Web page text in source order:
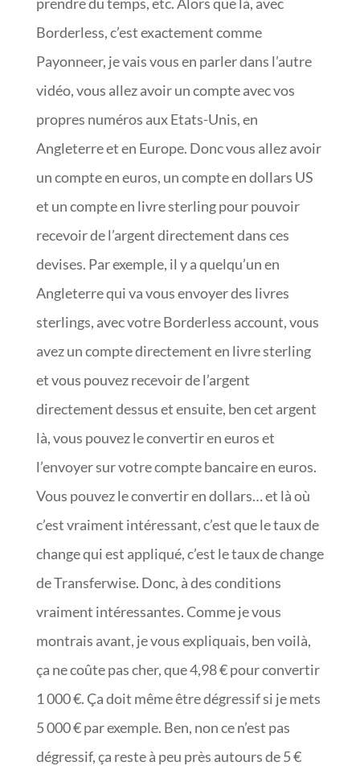
Borderless, c’est exactement comme
Payonneer, je vais vous en parler dans l’autre
vidéo, vous allez avoir un compte avec vos
propres numéros aux Etats-Unis, en
Angleterre et en Europe. Donc vous allez avoir
un compte en euros, un compte en dollars US
et un compte en livre sterling pour pouvoir
recevoir de l’argent directement dans ces
devises. Par exemple, il y a quelqu’un en
Angleterre qui va vous envoyer des livres
sterlings, avec votre Borderless account, vous
avez un compte directement en livre sterling
et vous pouvez recevoir de l’argent
directement dessus et ensuite, ben cet argent
là, vous pouvez le convertir en euros et
l’envoyer sur votre compte bancaire en euros.
Vous pouvez le convertir en dollars… et là où
c’est vraiment intéressant, c’est que le taux de
change qui est appliqué, c’est le taux de change
de Transferwise. Donc, à des conditions
vraiment intéressantes. Comme je vous
montrais avant, je vous expliquais, ben voilà,
ça ne coûte pas cher, que 4,98 € pour convertir
1 000 €. Ça doit même être dégressif si je mets
5 000 € par exemple. Ben, non ce n’est pas
dégressif, ça reste à peu près autours de 5 €